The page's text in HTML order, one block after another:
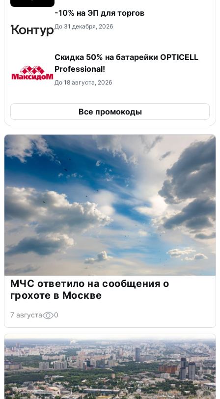
-10% на ЭП для торгов
До 31 декабря, 2026
Скидка 50% на батарейки OPTICELL
Professional!
До 18 августа, 2026
Все промокоды
МЧС ответило на сообщения о
грохоте в Москве
7 августа 0